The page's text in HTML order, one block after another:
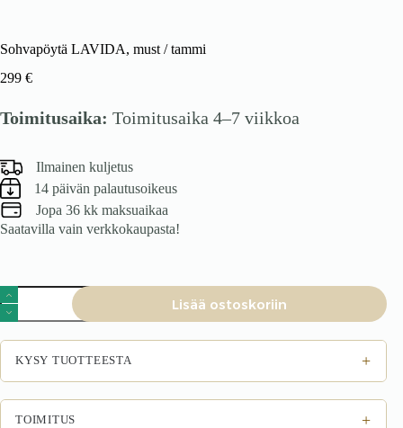
Sohvapöytä LAVIDA, must / tammi
299 €
Toimitusaika: Toimitusaika 4–7 viikkoa
Ilmainen kuljetus
14 päivän palautusoikeus
Jopa 36 kk maksuaikaa
Saatavilla vain verkkokaupasta!
Sohvapöytä
LAVIDA,
must
/
tammi
määrä
Lisää ostoskoriin
KYSY TUOTTEESTA +
TOIMITUS +